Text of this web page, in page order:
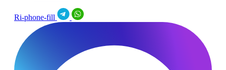
Ri-phone-fill